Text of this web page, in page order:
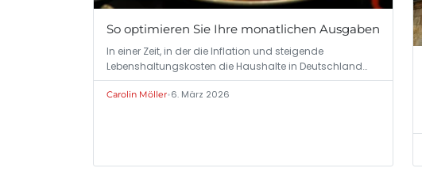
So optimieren Sie Ihre monatlichen Ausgaben
In einer Zeit, in der die Inflation und steigende
Lebenshaltungskosten die Haushalte in Deutschland…
Carolin Möller•6. März 2026